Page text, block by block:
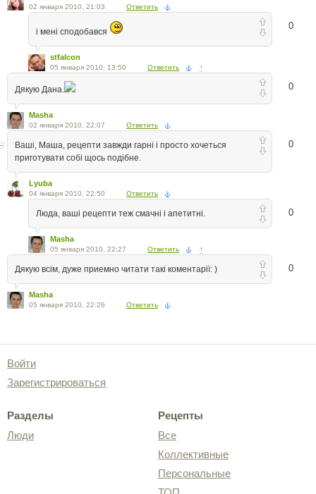
02 января 2010, 21:03 Ответить
0
і мені сподобався
stfalcon
05 января 2010, 13:50 Ответить ↑
0
Дякую Дана.
Masha
02 января 2010, 22:07 Ответить
0
Ваші, Маша, рецепти завжди гарні і просто хочеться
приготувати собі щось подібне.
Lyuba
04 января 2010, 22:50 Ответить
0
Люда, ваші рецепти теж смачні і апетитні.
Masha
05 января 2010, 22:27 Ответить ↑
0
Дякую всім, дуже приемно читати такі коментарії: )
Masha
05 января 2010, 22:26 Ответить
Войти
Зарегистрироваться
Разделы
Люди
Рецепты
Все
Коллективные
Персональные